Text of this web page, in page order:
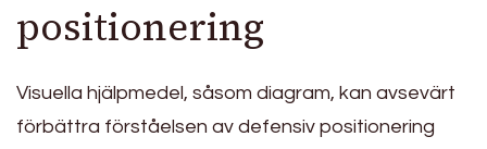
positionering
Visuella hjälpmedel, såsom diagram, kan avsevärt
förbättra förståelsen av defensiv positionering